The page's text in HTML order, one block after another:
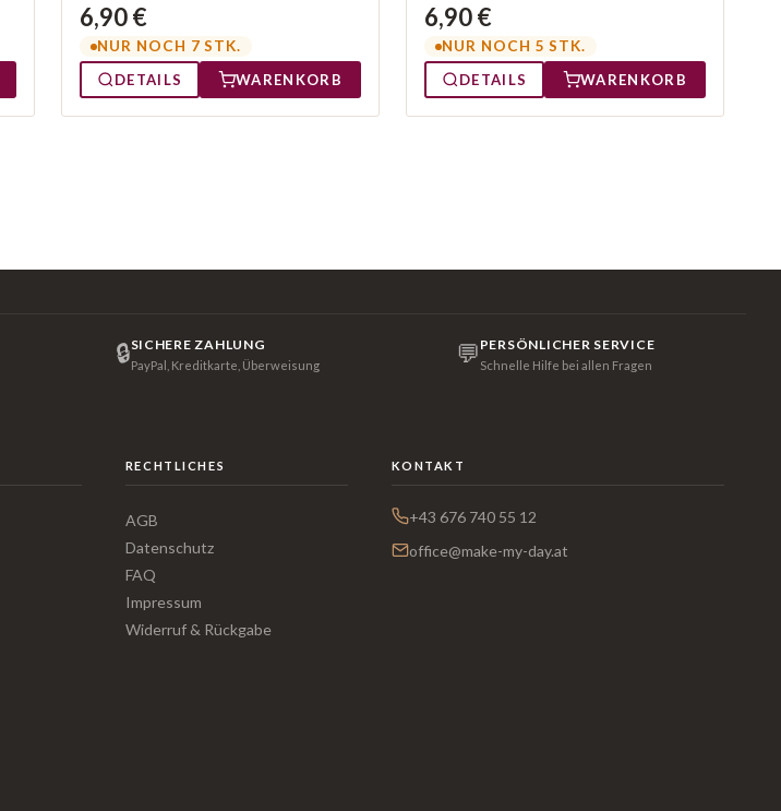
6,90 €
NUR NOCH 7 STK.
DETAILS
WARENKORB
6,90 €
NUR NOCH 5 STK.
DETAILS
WARENKORB
🔒SICHERE ZAHLUNG
PayPal, Kreditkarte, Überweisung 💬 PERSÖNLICHER SERVICE
Schnelle Hilfe bei allen Fragen
RECHTLICHES
AGB
Datenschutz
FAQ
Impressum
Widerruf & Rückgabe
KONTAKT
+43 676 740 55 12
office@make-my-day.at